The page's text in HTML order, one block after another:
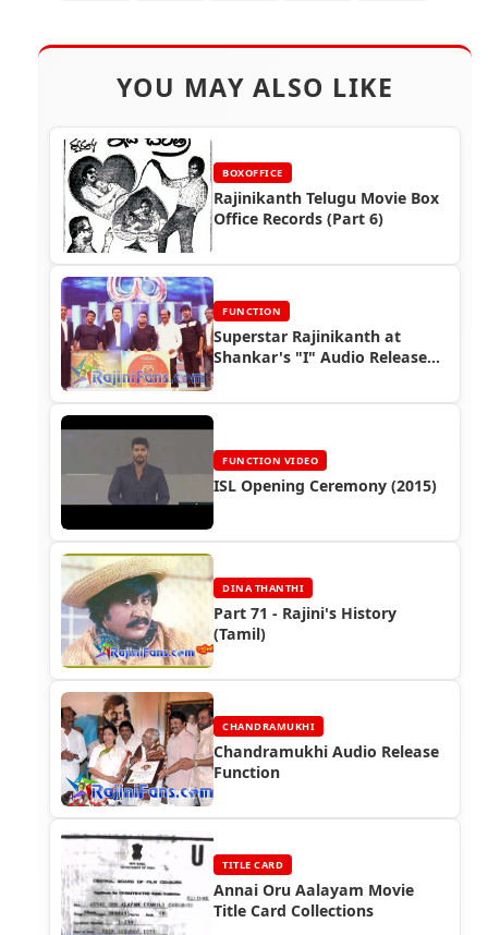
YOU MAY ALSO LIKE
BOXOFFICE
Rajinikanth Telugu Movie Box
Office Records (Part 6)
FUNCTION
Superstar Rajinikanth at
Shankar's "I" Audio Release
FUNCTION VIDEO
ISL Opening Ceremony (2015)
DINA THANTHI
Part 71 - Rajini's History
(Tamil)
CHANDRAMUKHI
Chandramukhi Audio Release
Function
TITLE CARD
Annai Oru Aalayam Movie
Title Card Collections